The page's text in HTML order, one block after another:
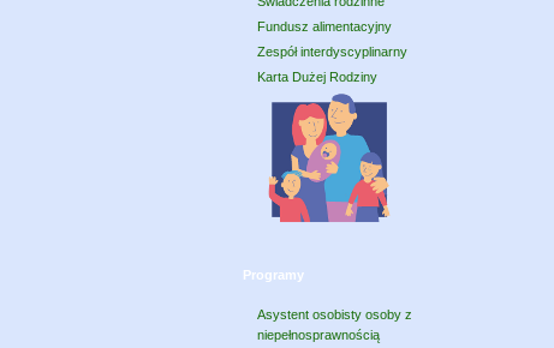
Fundusz alimentacyjny
Zespół interdyscyplinarny
Karta Dużej Rodziny
Programy
Asystent osobisty osoby z
niepełnosprawnością